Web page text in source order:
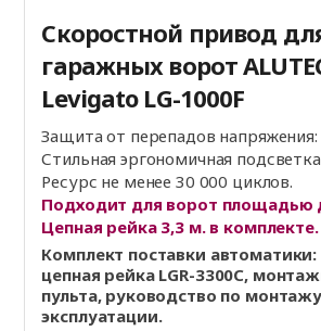
Скоростной привод
гаражных ворот
Levigato LG-1000F
Защита от перепадов
Стильная эргономичная
Ресурс не менее 30 000 циклов.
Подходит для ворот площадью
Цепная рейка 3,3 м. в комплекте.
Комплект поставки
цепная рейка LGR-3300C,
пульта, руководство по
эксплуатации.